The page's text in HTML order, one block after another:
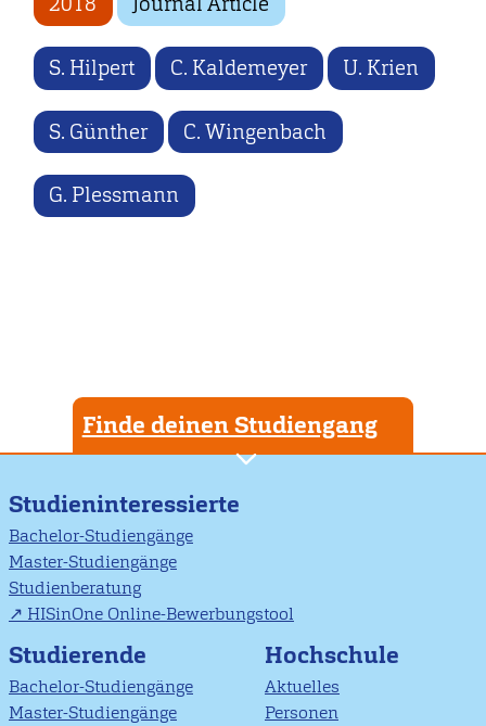
S. Hilpert C. Kaldemeyer U. Krien
S. Günther C. Wingenbach
G. Plessmann
Finde deinen Studiengang
Studieninteressierte
Bachelor-Studiengänge
Master-Studiengänge
Studienberatung
HISinOne Online-Bewerbungstool
Studierende
Bachelor-Studiengänge
Master-Studiengänge
Hochschule
Aktuelles
Personen